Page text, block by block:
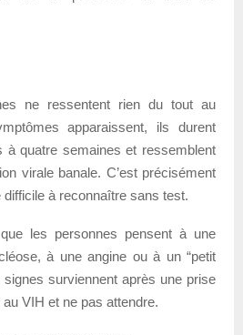
ne ressentent rien du tout au
apparaissent, ils durent
à quatre semaines et ressemblent
virale banale. C’est précisément
à reconnaître sans test.
les personnes pensent à une
à une angine ou à un “petit
surviennent après une prise
VIH et ne pas attendre.